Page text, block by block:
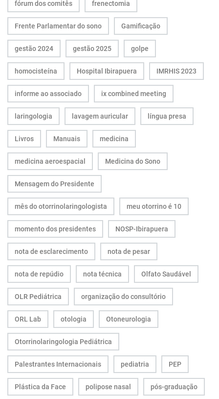
fórum dos comitês frenectomia
Frente Parlamentar do sono Gamificação
gestão 2024 gestão 2025 golpe
homocisteína Hospital Ibirapuera IMRHIS 2023
informe ao associado ix combined meeting
laringologia lavagem auricular língua presa
Livros Manuais medicina
medicina aeroespacial Medicina do Sono
Mensagem do Presidente
mês do otorrinolaringologista meu otorrino é 10
momento dos presidentes NOSP-Ibirapuera
nota de esclarecimento nota de pesar
nota de repúdio nota técnica Olfato Saudável
OLR Pediátrica organização do consultório
ORL Lab otologia Otoneurologia
Otorrinolaringologia Pediátrica
Palestrantes Internacionais pediatria PEP
Plástica da Face polipose nasal pós-graduação